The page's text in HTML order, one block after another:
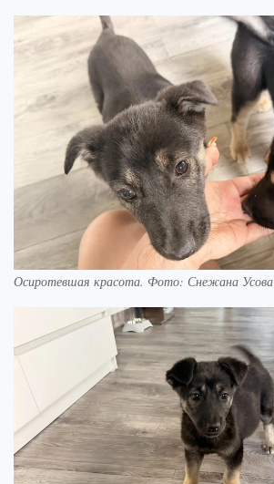
Осиротевшая красота. Фото: Снежана Усова